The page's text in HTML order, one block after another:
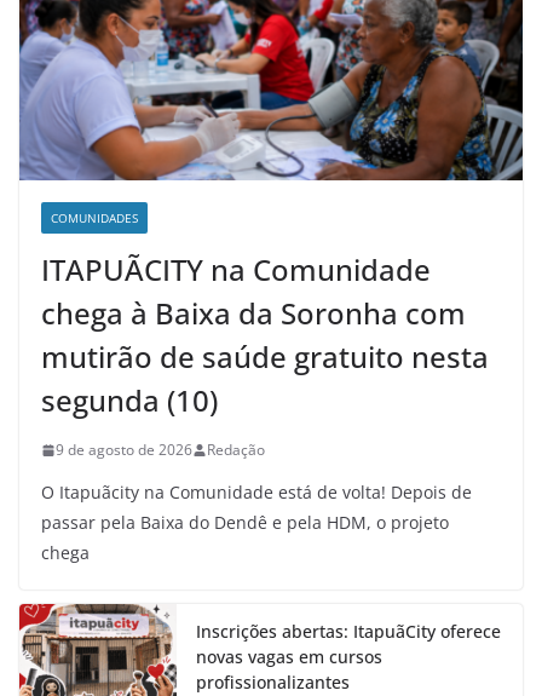
COMUNIDADES
ITAPUÃCITY na Comunidade
chega à Baixa da Soronha com
mutirão de saúde gratuito nesta
segunda (10)
9 de agosto de 2026 Redação
O Itapuãcity na Comunidade está de volta! Depois de
passar pela Baixa do Dendê e pela HDM, o projeto
chega
Inscrições abertas: ItapuãCity oferece
novas vagas em cursos
profissionalizantes